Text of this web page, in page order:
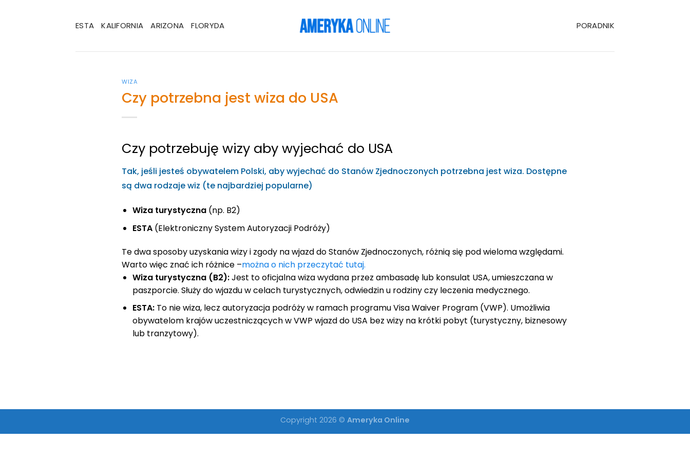
ESTA KALIFORNIA ARIZONA FLORYDA PORADNIK
WIZA
Czy potrzebna jest wiza do USA
Czy potrzebuję wizy aby wyjechać do USA
Tak, jeśli jesteś obywatelem Polski, aby wyjechać do Stanów Zjednoczonych potrzebna jest wiza. Dostępne
są dwa rodzaje wiz (te najbardziej popularne)
Wiza turystyczna (np. B2)
ESTA(Elektroniczny System Autoryzacji Podróży)
Te dwa sposoby uzyskania wizy i zgody na wjazd do Stanów Zjednoczonych, różnią się pod wieloma względami.
Warto więc znać ich różnice –można o nich przeczytać tutaj.
Wiza turystyczna (B2):Jest to oficjalna wiza wydana przez ambasadę lub konsulat USA, umieszczana w
paszporcie. Służy do wjazdu w celach turystycznych, odwiedzin u rodziny czy leczenia medycznego.
ESTA:To nie wiza, lecz autoryzacja podróży w ramach programu Visa Waiver Program (VWP). Umożliwia
obywatelom krajów uczestniczących w VWP wjazd do USA bez wizy na krótki pobyt (turystyczny, biznesowy
lub tranzytowy).
Copyright 2026 © Ameryka Online